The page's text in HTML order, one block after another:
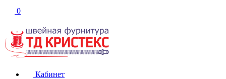
0
Кабинет